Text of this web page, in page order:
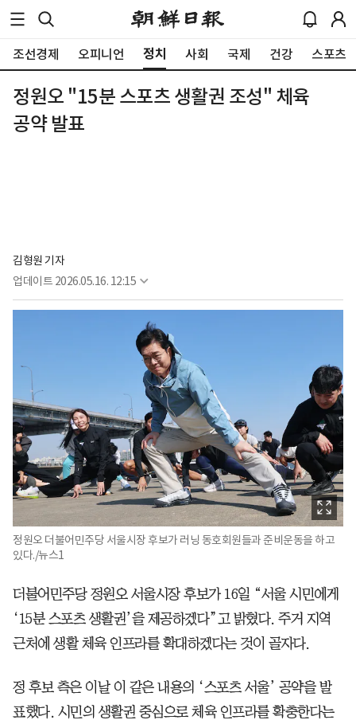
조선경제 오피니언 정치 사회 국제 건강 스포츠
정원오 "15분 스포츠 생활권 조성" 체육
공약 발표
김형원 기자
업데이트 2026.05.16. 12:15
정원오 더불어민주당 서울시장 후보가 러닝 동호회원들과 준비운동을 하고
있다./뉴스1
더불어민주당 정원오 서울시장 후보가 16일 “서울 시민에게
‘15분 스포츠 생활권’을 제공하겠다”고 밝혔다. 주거 지역
근처에 생활 체육 인프라를 확대하겠다는 것이 골자다.
정 후보 측은 이날 이 같은 내용의 ‘스포츠 서울’ 공약을 발
표했다. 시민의 생활권 중심으로 체육 인프라를 확충한다는